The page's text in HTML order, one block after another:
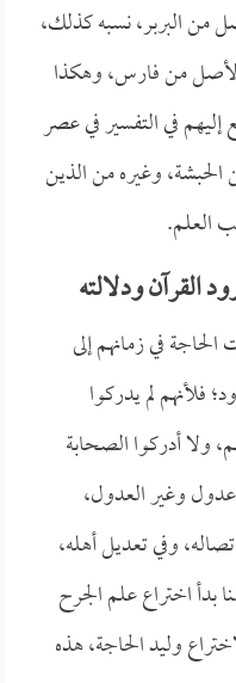
من البربر، نسبه كذلك،
من فارس، وهكذا
إليهم في التفسير في عصر
وغيره من الذين
العلم.
القرآن ودلالته
في زمانهم إلى
فلأنهم لم يدركوا
ولا أدركوا الصحابة
عدول وغير العدول،
وفي تعديل أهله،
بدأ اختراع علم الجرح
وليد الحاجة، هذه